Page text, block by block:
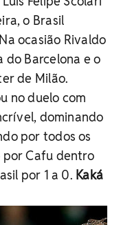
o Brasil
ocasião Rivaldo
do Barcelona e o
de Milão.
no duelo com
dominando
por todos os
Cafu dentro
por 1 a 0. Kaká